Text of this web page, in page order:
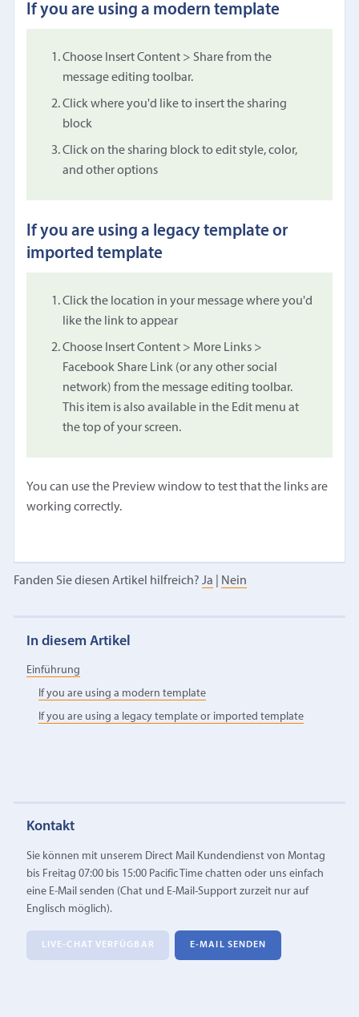
If you are using a modern template
Choose Insert Content > Share from the
message editing toolbar.
Click where you'd like to insert the sharing
block
Click on the sharing block to edit style, color,
and other options
If you are using a legacy template or
imported template
Click the location in your message where you'd
like the link to appear
Choose Insert Content > More Links >
Facebook Share Link (or any other social
network) from the message editing toolbar.
This item is also available in the Edit menu at
the top of your screen.
You can use the Preview window to test that the links are
working correctly.
Fanden Sie diesen Artikel hilfreich? Ja Nein
In diesem Artikel
Einführung
If you are using a modern template
If you are using a legacy template or imported template
Kontakt
Sie können mit unserem Direct Mail Kundendienst von Montag
bis Freitag 07:00 bis 15:00 Pacific Time chatten oder uns einfach
eine E‑Mail senden (Chat und E-Mail-Support zurzeit nur auf
Englisch möglich).
LIVE-CHAT VERFÜGBAR E‑MAIL SENDEN